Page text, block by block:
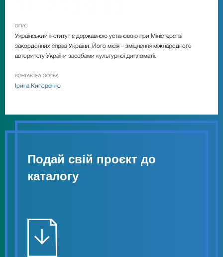
ОПИС
Український інститут є державною установою при Міністерстві
закордонних справ України. Його місія – зміцнення міжнародного
авторитету України засобами культурної дипломатії.
КОНТАКТНА ОСОБА
Ірина Кипоренко
Подай свій проєкт до
каталогу